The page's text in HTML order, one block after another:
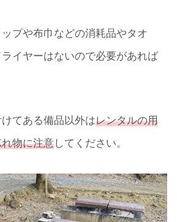
プや布巾などの消耗品やタオ
イヤーはないので必要があれば
てある備品以外はレンタルの用
物に注意してください。